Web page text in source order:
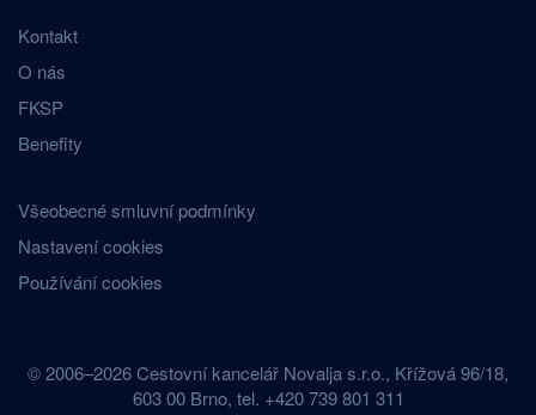
Kontakt
O nás
FKSP
Benefity
Všeobecné smluvní podmínky
Nastavení cookies
Používání cookies
© 2006–2026 Cestovní kancelář Novalja s.r.o., Křížová 96/18,
603 00 Brno, tel. +420 739 801 311